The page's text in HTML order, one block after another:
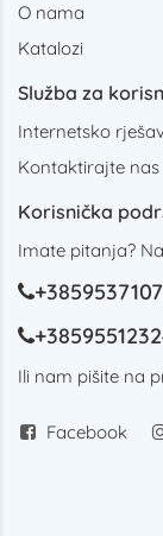
O nama
Katalozi
Služba za
Internetsko
Kontaktirajte nas
Korisnička
Imate pitanja?
Ili nam pišite na
Facebook